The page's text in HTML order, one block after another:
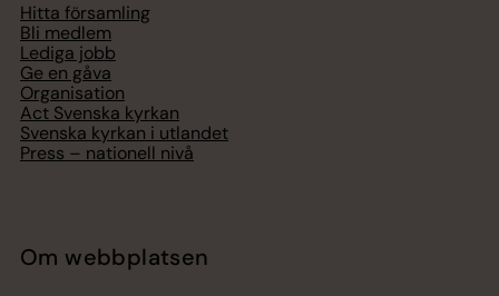
Hitta församling
Bli medlem
Lediga jobb
Ge en gåva
Organisation
Act Svenska kyrkan
Svenska kyrkan i utlandet
Press – nationell nivå
Om webbplatsen